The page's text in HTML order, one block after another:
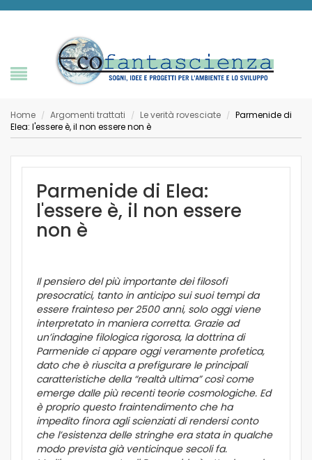
Home / Argomenti trattati / Le verità rovesciate / Parmenide di
Elea: l'essere è, il non essere non è
Parmenide di Elea:
l'essere è, il non essere
non è
Il pensiero del più importante dei filosofi
presocratici, tanto in anticipo sui suoi tempi da
essere frainteso per 2500 anni, solo oggi viene
interpretato in maniera corretta. Grazie ad
un’indagine filologica rigorosa, la dottrina di
Parmenide ci appare oggi veramente profetica,
dato che è riuscita a prefigurare le principali
caratteristiche della “realtà ultima” così come
emerge dalle più recenti teorie cosmologiche. Ed
è proprio questo fraintendimento che ha
impedito finora agli scienziati di rendersi conto
che l’esistenza delle stringhe era stata in qualche
modo prevista già venticinque secoli fa.